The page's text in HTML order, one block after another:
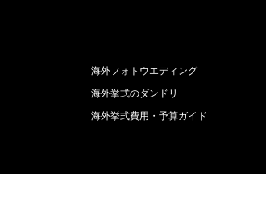
海外フォトウエディング
海外挙式のダンドリ
海外挙式費用・予算ガイド